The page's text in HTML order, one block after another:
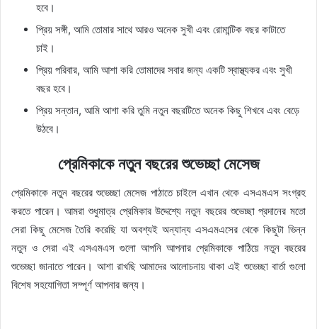
হবে।
প্রিয় সঙ্গী, আমি তোমার সাথে আরও অনেক সুখী এবং রোমান্টিক বছর কাটাতে
চাই।
প্রিয় পরিবার, আমি আশা করি তোমাদের সবার জন্য একটি স্বাস্থ্যকর এবং সুখী
বছর হবে।
প্রিয় সন্তান, আমি আশা করি তুমি নতুন বছরটিতে অনেক কিছু শিখবে এবং বেড়ে
উঠবে।
প্রেমিকাকে নতুন বছরের শুভেচ্ছা মেসেজ
প্রেমিকাকে নতুন বছরের শুভেচ্ছা মেসেজ পাঠাতে চাইলে এখান থেকে এসএমএস সংগ্রহ
করতে পারেন। আমরা শুধুমাত্র প্রেমিকার উদ্দেশ্যে নতুন বছরের শুভেচ্ছা প্রদানের মতো
সেরা কিছু মেসেজ তৈরি করেছি যা অবশ্যই অন্যান্য এসএমএসের থেকে কিছুটা ভিন্ন
নতুন ও সেরা এই এসএমএস গুলো আপনি আপনার প্রেমিকাকে পাঠিয়ে নতুন বছরের
শুভেচ্ছা জানাতে পারেন। আশা রাখছি আমাদের আলোচনায় থাকা এই শুভেচ্ছা বার্তা গুলো
বিশেষ সহযোগিতা সম্পূর্ণ আপনার জন্য।